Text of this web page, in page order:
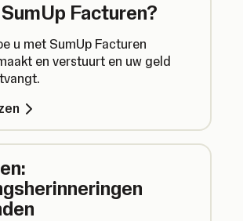
Facturen?
u met SumUp Facturen
en verstuurt en uw geld